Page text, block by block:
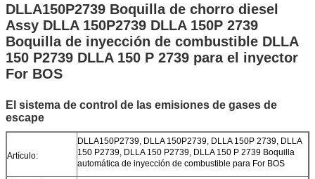
DLLA150P2739 Boquilla de chorro diesel
Assy DLLA 150P2739 DLLA 150P 2739
Boquilla de inyección de combustible DLLA
150 P2739 DLLA 150 P 2739 para el inyector
For BOS
El sistema de control de las emisiones de gases de
escape
Artículo:
DLLA150P2739, DLLA 150P2739, DLLA 150P 2739, DLLA
150 P2739, DLLA 150 P2739, DLLA 150 P 2739 Boquilla
automática de inyección de combustible para For BOS